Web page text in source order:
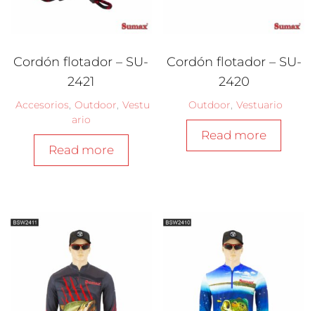
Cordón flotador – SU-
2421
Accesorios Outdoor Vestu
ario
Read more
Cordón flotador – SU-
2420
Outdoor Vestuario
Read more